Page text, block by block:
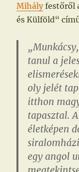
Mihályfestőről
és Külföld“
tanul a
oly jelét
itthon
tapasztal.
életképen
egy angol